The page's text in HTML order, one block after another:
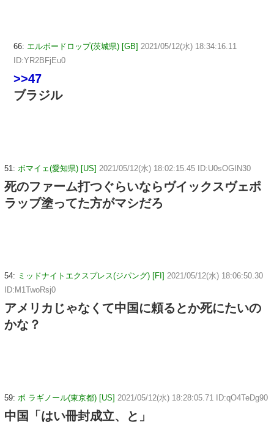
66: エルボードロップ(茨城県) [GB] 2021/05/12(水) 18:34:16.11
ID:YR2BFjEu0
>>47
ブラジル
51: ボマイェ(愛知県) [US] 2021/05/12(水) 18:02:15.45 ID:U0sOGIN30
死のファーム打つぐらいならヴイックスヴェポ
ラッブ塗ってた方がマシだろ
54: ミッドナイトエクスプレス(ジパング) [FI] 2021/05/12(水) 18:06:50.30
ID:M1TwoRsj0
アメリカじゃなくて中国に頼るとか死にたいの
かな？
59: ボ ラギノール(東京都) [US] 2021/05/12(水) 18:28:05.71 ID:qO4TeDg90
中国「はい冊封成立、と」